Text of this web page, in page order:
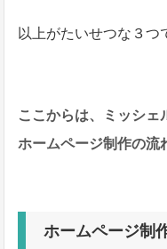
以上がたいせつな３つ
ここからは、ミッシェ
ホームページ制作の流
ホームページ制